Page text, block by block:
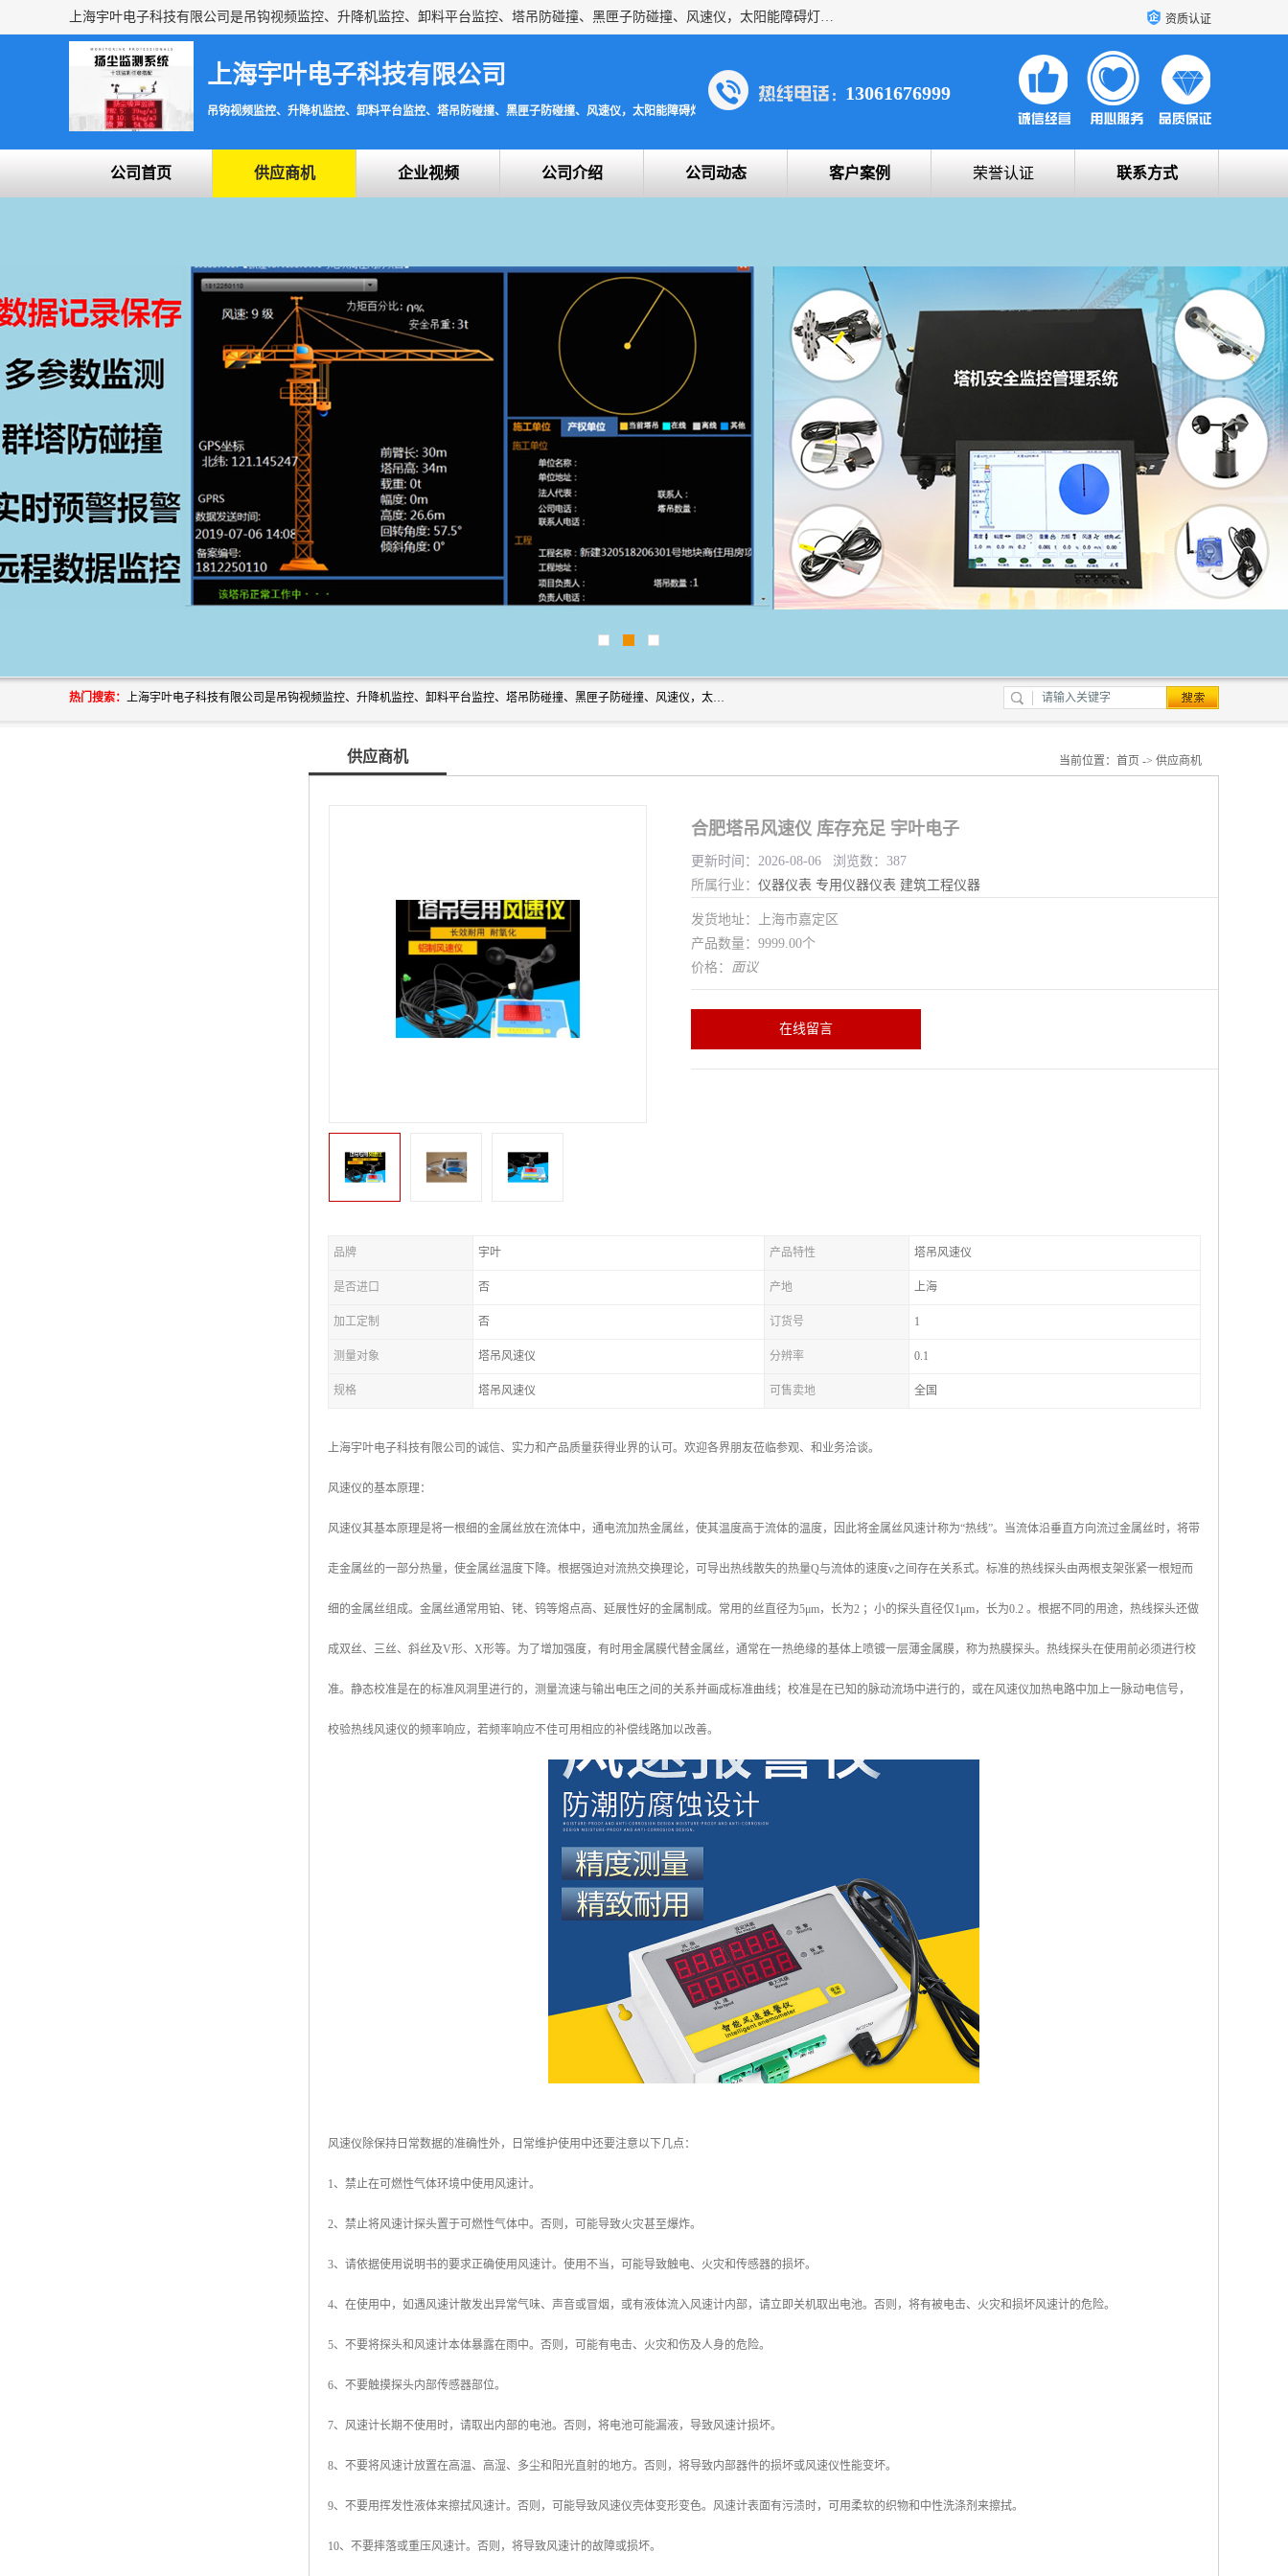
上海宇叶电子科技有限公司是吊钩视频监控、升降机监控、卸料平台监控、塔吊防碰撞、黑匣子防碰撞、风速仪，太阳能障碍灯安全提示灯等一系列升降机的常用配件产品专业研发生产加工的公司，拥有完整、科学的质量管理体系。 资质认证
上海宇叶电子科技有限公司
吊钩视频监控、升降机监控、卸料平台监控、塔吊防碰撞、黑匣子防碰撞、风速仪，太阳能障碍灯安全提示灯
13061676999
公司首页 供应商机 企业视频 公司介绍 公司动态 客户案例 荣誉认证 联系方式
热门搜索： 上海宇叶电子科技有限公司是吊钩视频监控、升降机监控、卸料平台监控、塔吊防碰撞、黑匣子防碰撞、风速仪，太阳能障碍灯安全提示灯等一系列升降机的常用配件产品专业研发生产加工的公司，拥有完整、科学的质量管理体系。
供应商机 当前位置： 首页 -> 供应商机
合肥塔吊风速仪 库存充足 宇叶电子
更新时间：2026-08-06 浏览数：387
所属行业： 仪器仪表 专用仪器仪表 建筑工程仪器
发货地址：上海市嘉定区
产品数量：9999.00个
价格： 面议
在线留言
品牌 宇叶 产品特性 塔吊风速仪
是否进口 否 产地 上海
加工定制 否 订货号 1
测量对象 塔吊风速仪 分辨率 0.1
规格 塔吊风速仪 可售卖地 全国
上海宇叶电子科技有限公司的诚信、实力和产品质量获得业界的认可。欢迎各界朋友莅临参观、和业务洽谈。
风速仪的基本原理：
风速仪其基本原理是将一根细的金属丝放在流体中，通电流加热金属丝，使其温度高于流体的温度，因此将金属丝风速计称为“热线”。当流体沿垂直方向流过金属丝时，将带
走金属丝的一部分热量，使金属丝温度下降。根据强迫对流热交换理论，可导出热线散失的热量Q与流体的速度v之间存在关系式。标准的热线探头由两根支架张紧一根短而
细的金属丝组成。金属丝通常用铂、铑、钨等熔点高、延展性好的金属制成。常用的丝直径为5μm，长为2 ；小的探头直径仅1μm，长为0.2 。根据不同的用途，热线探头还做
成双丝、三丝、斜丝及V形、X形等。为了增加强度，有时用金属膜代替金属丝，通常在一热绝缘的基体上喷镀一层薄金属膜，称为热膜探头。热线探头在使用前必须进行校
准。静态校准是在的标准风洞里进行的，测量流速与输出电压之间的关系并画成标准曲线；校准是在已知的脉动流场中进行的，或在风速仪加热电路中加上一脉动电信号，
校验热线风速仪的频率响应，若频率响应不佳可用相应的补偿线路加以改善。
风速仪除保持日常数据的准确性外，日常维护使用中还要注意以下几点：
1、禁止在可燃性气体环境中使用风速计。
2、禁止将风速计探头置于可燃性气体中。否则，可能导致火灾甚至爆炸。
3、请依据使用说明书的要求正确使用风速计。使用不当，可能导致触电、火灾和传感器的损坏。
4、在使用中，如遇风速计散发出异常气味、声音或冒烟，或有液体流入风速计内部，请立即关机取出电池。否则，将有被电击、火灾和损坏风速计的危险。
5、不要将探头和风速计本体暴露在雨中。否则，可能有电击、火灾和伤及人身的危险。
6、不要触摸探头内部传感器部位。
7、风速计长期不使用时，请取出内部的电池。否则，将电池可能漏液，导致风速计损坏。
8、不要将风速计放置在高温、高湿、多尘和阳光直射的地方。否则，将导致内部器件的损坏或风速仪性能变坏。
9、不要用挥发性液体来擦拭风速计。否则，可能导致风速仪壳体变形变色。风速计表面有污渍时，可用柔软的织物和中性洗涤剂来擦拭。
10、不要摔落或重压风速计。否则，将导致风速计的故障或损坏。